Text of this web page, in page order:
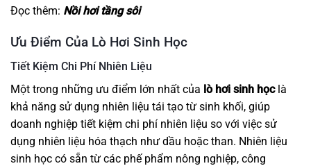
Đọc thêm: Nồi hơi tầng sôi
Ưu Điểm Của Lò Hơi Sinh Học
Tiết Kiệm Chi Phí Nhiên Liệu
Một trong những ưu điểm lớn nhất của lò hơi sinh họclà
khả năng sử dụng nhiên liệu tái tạo từ sinh khối, giúp
doanh nghiệp tiết kiệm chi phí nhiên liệu so với việc sử
dụng nhiên liệu hóa thạch như dầu hoặc than. Nhiên liệu
sinh học có sẵn từ các phế phẩm nông nghiệp, công